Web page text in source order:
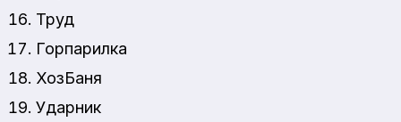
Труд
Горпарилка
ХозБаня
Ударник